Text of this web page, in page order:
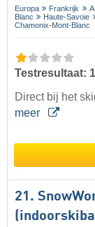
Europa Frankrijk
Blanc
Haute-Savoie
Chamonix-Mont-Blanc
Testresultaat:
Direct bij het
meer
21.